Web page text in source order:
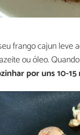
frango cajun leve
ou óleo.
por uns 10-